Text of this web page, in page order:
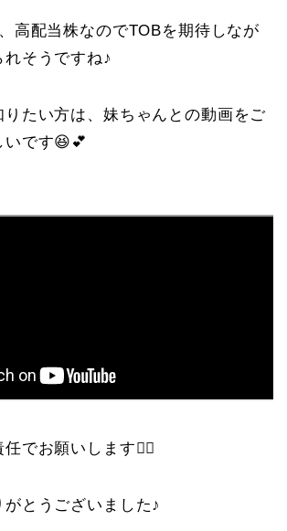
高配当株なのでTOBを期待しなが
れそうですね♪
りたい方は、妹ちゃんとの動画をご
いです😆💕
でお願いします🙇‍♀️
とうございました♪